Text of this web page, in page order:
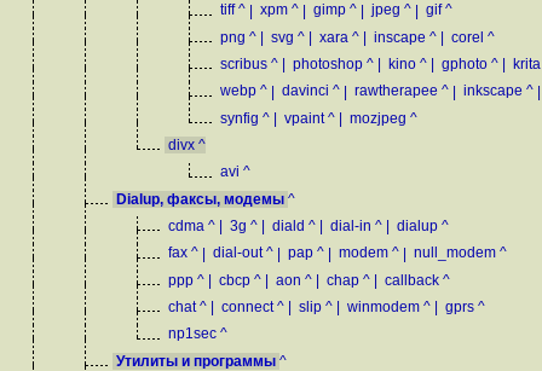
tiff ^ | xpm ^ | gimp ^ | jpeg ^ | gif ^
png ^ | svg ^ | xara ^ | inscape ^ | corel ^
scribus ^ | photoshop ^ | kino ^ | gphoto ^ | krita
webp ^ | davinci ^ | rawtherapee ^ | inkscape ^ |
synfig ^ | vpaint ^ | mozjpeg ^
divx ^
avi ^
Dialup, факсы, модемы ^
cdma ^ 3g ^ diald ^ dial-in ^ dialup ^
fax ^ | dial-out ^ | pap ^ | modem ^ | null_modem ^
ppp ^ | cbcp ^ | aon ^ | chap ^ | callback ^
chat ^ connect ^ slip ^ winmodem ^ gprs ^
np1sec ^
Утилиты и программы ^